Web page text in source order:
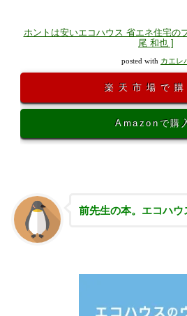
ホントは安いエコハウス 省エネ住宅の
尾 和也 ]
posted with カエレ
楽天市場で購
Amazonで購
前先生の本。エコハウ